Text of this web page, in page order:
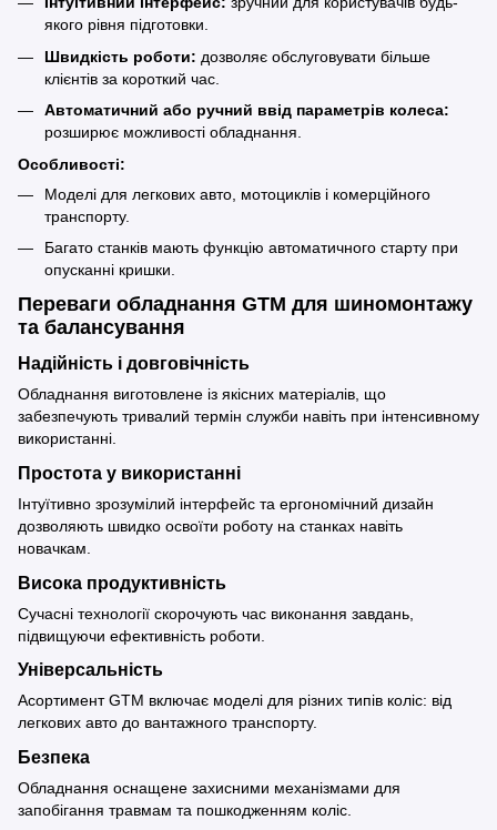
якого рівня підготовки.
Швидкість роботи: дозволяє обслуговувати більше
клієнтів за короткий час.
Автоматичний або ручний ввід параметрів колеса:
розширює можливості обладнання.
Особливості:
Моделі для легкових авто, мотоциклів і комерційного
транспорту.
Багато станків мають функцію автоматичного старту при
опусканні кришки.
Переваги обладнання GTM для шиномонтажу
та балансування
Надійність і довговічність
Обладнання виготовлене із якісних матеріалів, що
забезпечують тривалий термін служби навіть при інтенсивному
використанні.
Простота у використанні
Інтуїтивно зрозумілий інтерфейс та ергономічний дизайн
дозволяють швидко освоїти роботу на станках навіть
новачкам.
Висока продуктивність
Сучасні технології скорочують час виконання завдань,
підвищуючи ефективність роботи.
Універсальність
Асортимент GTM включає моделі для різних типів коліс: від
легкових авто до вантажного транспорту.
Безпека
Обладнання оснащене захисними механізмами для
запобігання травмам та пошкодженням коліс.